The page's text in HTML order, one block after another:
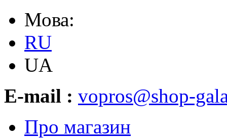
Мова:
RU
UA
E-mail : vopros@shop-
Про магазин